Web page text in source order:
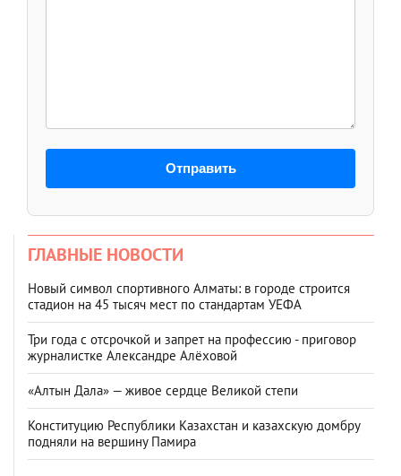
Отправить
ГЛАВНЫЕ НОВОСТИ
Новый символ спортивного Алматы: в городе строится
стадион на 45 тысяч мест по стандартам УЕФА
Три года с отсрочкой и запрет на профессию - приговор
журналистке Александре Алёховой
«Алтын Дала» — живое сердце Великой степи
Конституцию Республики Казахстан и казахскую домбру
подняли на вершину Памира